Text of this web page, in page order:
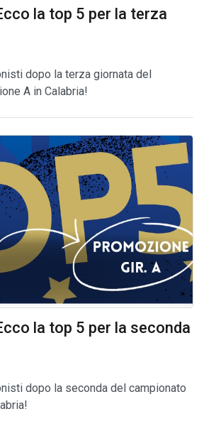
la top 5 per la terza
dopo la terza giornata del
A in Calabria!
la top 5 per la seconda
dopo la seconda del campionato